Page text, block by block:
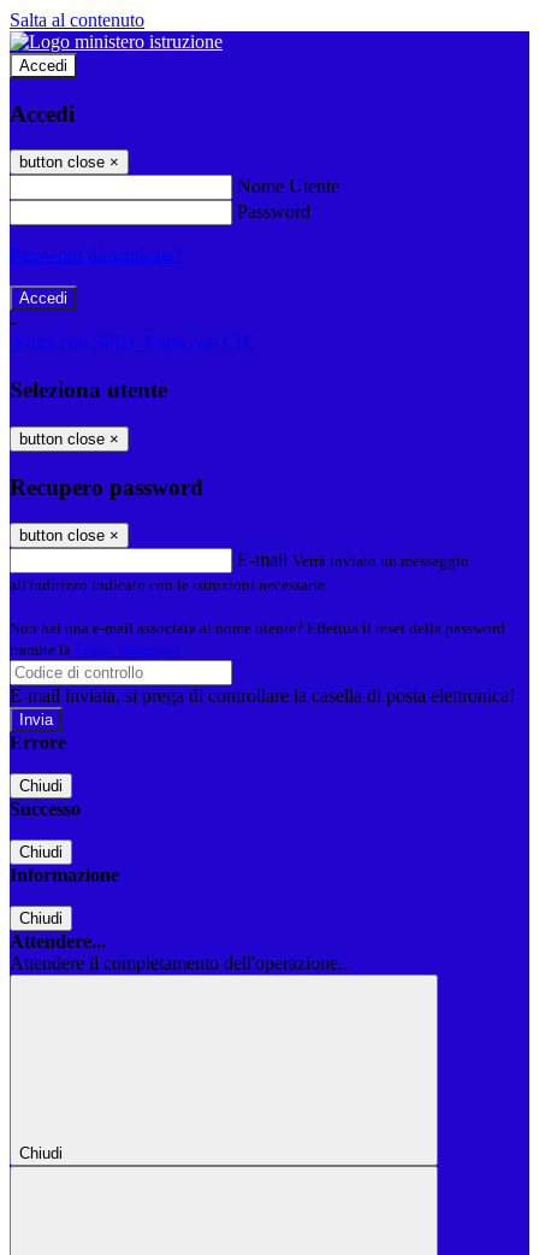
Salta al contenuto
Accedi
Accedi
button close ×
Nome Utente
Password
Password dimenticata?
-
Entra con SPID
Entra con CIE
Seleziona utente
button close ×
Recupero password
button close ×
E-mail Verrà inviato un messaggio
all'indirizzo indicato con le istruzioni necessarie.
Non hai una e-mail associata al nome utente? Effettua il reset della password
tramite la Login Spaggiari
E-mail inviata, si prega di controllare la casella di posta elettronica!
Errore
Chiudi
Successo
Chiudi
Informazione
Chiudi
Attendere...
Attendere il completamento dell'operazione...
Chiudi